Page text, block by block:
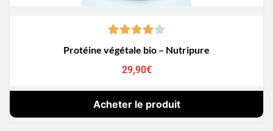
Protéine végétale bio – Nutripure
29,90€
Acheter le produit